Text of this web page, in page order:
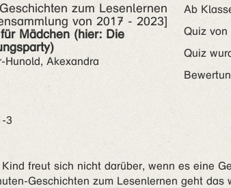
zum Lesenlernen
von 2017 - 2023]
Mädchen (hier: Die
Hunold, Akexandra
3
Ab
Quiz von
Quiz
freut sich nicht darüber, wenn es eine
Geschichten zum Lesenlernen geht das